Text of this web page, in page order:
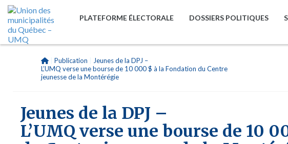
PLATEFORME ÉLECTORALE DOSSIERS POLITIQUES
| Publication
Jeunes de la DPJ –
L’UMQ verse une bourse de 10 000 $ à la Fondation du Centre
jeunesse de la Montérégie
Jeunes de la DPJ –
L’UMQ verse une bourse de 10